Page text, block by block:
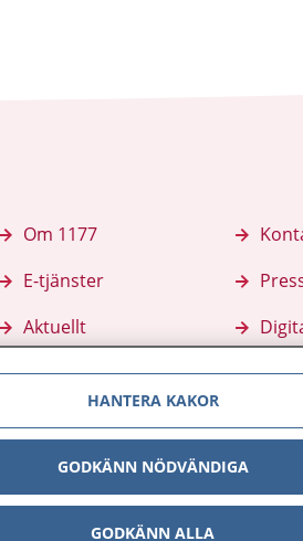
Om 1177
E-tjänster
Aktuellt
personuppgifterHantering av kakor
HANTERA KAKOR
GODKÄNN NÖDVÄNDIGA
GODKÄNN ALLA